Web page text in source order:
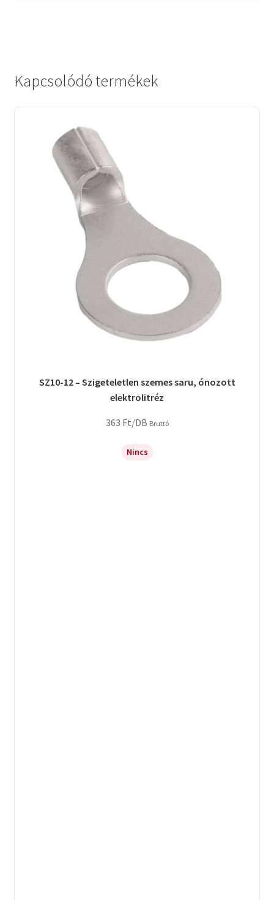
Kapcsolódó termékek
SZ10-12 – Szigeteletlen szemes saru, ónozott
elektrolitréz
363 Ft/DB Bruttó
Nincs